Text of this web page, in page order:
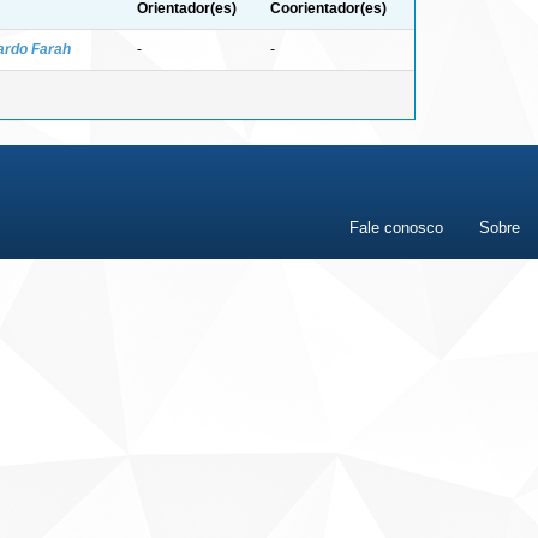
Orientador(es) Coorientador(es)
Farah - -
Fale conosco Sobre